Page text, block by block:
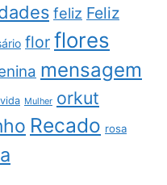
feliz Feliz
flor flores
mensagem
Mulher orkut
Recado rosa